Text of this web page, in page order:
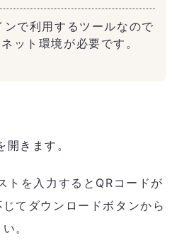
で利用するツールなので
ット環境が必要です。
開きます。
トを入力するとQRコードが
てダウンロードボタンから
。